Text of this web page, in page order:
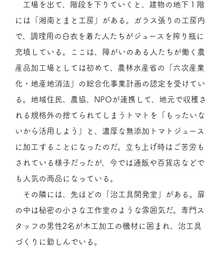
工場を出て、階段を下りていくと、建物の地下１階
には「湘南とまと工房」がある。ガラス張りの工房内
で、調理用の白衣を着た人たちがジュースを搾り瓶に
充填している。ここは、障がいのある人たちが働く農
産品加工場としては初めて、農林水産省の「六次産業
化・地産地消法」の総合化事業計画の認定を受けてい
る。地域住民、農協、NPOが連携して、地元で収穫さ
れる規格外の捨てられてしまうトマトを「もったいな
いから活用しよう」と、濃厚な無添加トマトジュース
に加工することになったのだ。立ち上げ時はご苦労も
されている様子だったが、今では通販や百貨店などで
も人気の商品になっている。
その隣には、先ほどの「治工具開発室」がある。扉
の中は秘密の小さな工作室のような雰囲気だ。専門ス
タッフの男性2名が木工加工の機材に囲まれ、治工具
づくりに勤しんでいる。